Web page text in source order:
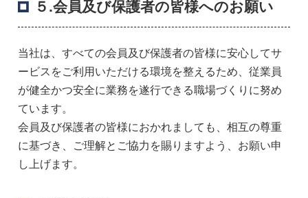
５.会員及び保護者の皆様へのお願い
当社は、すべての会員及び保護者の皆様に安心してサ
ービスをご利用いただける環境を整えるため、従業員
が健全かつ安全に業務を遂行できる職場づくりに努め
ています。
会員及び保護者の皆様におかれましても、相互の尊重
に基づき、ご理解とご協力を賜りますよう、お願い申
し上げます。